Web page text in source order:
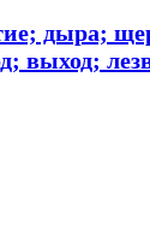
дыра;
выход;